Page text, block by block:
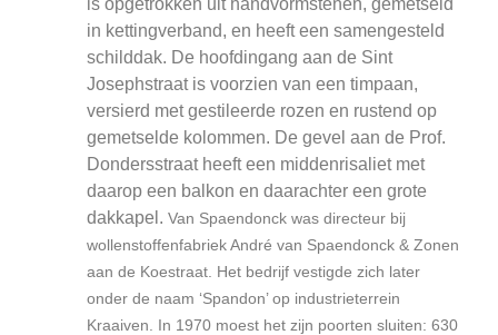
in kettingverband, en heeft een samengesteld
schilddak. De hoofdingang aan de Sint
Josephstraat is voorzien van een timpaan,
versierd met gestileerde rozen en rustend op
gemetselde kolommen. De gevel aan de Prof.
Dondersstraat heeft een middenrisaliet met
daarop een balkon en daarachter een grote
dakkapel. Van Spaendonck was directeur bij
wollenstoffenfabriek André van Spaendonck & Zonen
aan de Koestraat. Het bedrijf vestigde zich later
onder de naam ‘Spandon’ op industrieterrein
Kraaiven. In 1970 moest het zijn poorten sluiten: 630